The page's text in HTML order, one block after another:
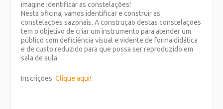
imagine identificar as constelações!
Nesta oficina, vamos identificar e construir as
constelações sazonais. A construção destas constelações
tem o objetivo de criar um instrumento para atender um
público com deficiência visual e vidente de forma didática
e de custo reduzido para que possa ser reproduzido em
sala de aula.
Inscrições:Clique aqui!